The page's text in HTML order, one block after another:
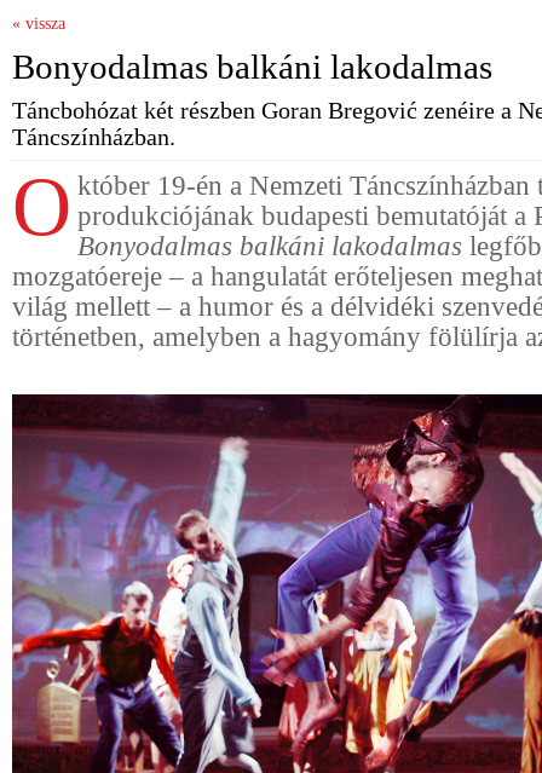
« vissza
Bonyodalmas balkáni lakodalmas
Táncbohózat két részben Goran Bregović zenéire a
Táncszínházban.
O któber 19-én a Nemzeti Táncszínházban
produkciójának budapesti bemutatóját a
Bonyodalmas balkáni lakodalmas
mozgatóereje – a hangulatát erőteljesen
világ mellett – a humor és a délvidéki
történetben, amelyben a hagyomány fölülírja